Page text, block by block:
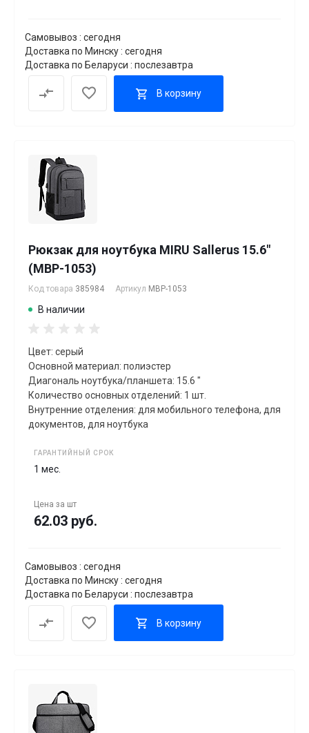
Самовывоз : сегодня
Доставка по Минску : сегодня
Доставка по Беларуси : послезавтра
В корзину
Рюкзак для ноутбука MIRU Sallerus 15.6"
(MBP-1053)
Код товара 385984 Артикул MBP-1053
В наличии
Цвет: серый
Основной материал: полиэстер
Диагональ ноутбука/планшета: 15.6 "
Количество основных отделений: 1 шт.
Внутренние отделения: для мобильного телефона, для
документов, для ноутбука
ГАРАНТИЙНЫЙ СРОК
1 мес.
Цена за шт
62.03 руб.
Самовывоз : сегодня
Доставка по Минску : сегодня
Доставка по Беларуси : послезавтра
В корзину